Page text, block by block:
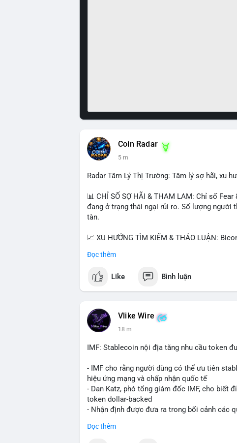
Coin Radar
5 m
Radar Tâm Lý Thị Trường: Tâm lý sợ hãi, xu
📊 CHỈ SỐ SỢ HÃI & THAM LAM: Chỉ số
đang ở trạng thái ngại rủi ro. Số lượng người
tàn.
📈 XU HƯỚNG TÌM KIẾM & THẢO LUẬN:
Penguins), AI (Hyperliquid) và ổn định (BSV)
💬 DÒNG CHẢY TIN TỨC & TRUYỀN
lệnh kẹp, dự báo NVDA và Musk Starship
💡 NHẬN ĐỊNH & KHUYẾN NGHỊ: Tâm lý
coin nhỏ và tin tức AI/NVIDA có thể tạo cơ
Đọc thêm
Like Bình luận
Vlike Wire
18 m
IMF: Stablecoin nội địa tăng nhu cầu token
- IMF cho rằng người dùng có thể ưu tiên
hiệu ứng mạng và chấp nhận quốc tế
- Dan Katz, phó tổng giám đốc IMF, cho biết
token dollar-backed
- Nhận định được đưa ra trong bối cảnh các
$btc $eth
Đọc thêm